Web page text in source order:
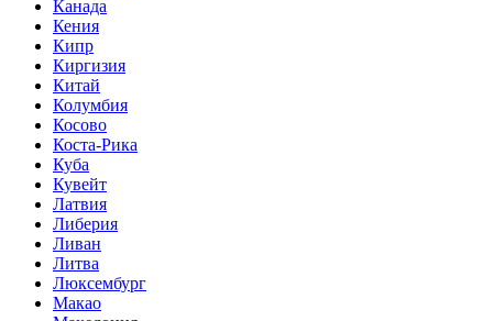
Канада
Кения
Кипр
Киргизия
Китай
Колумбия
Косово
Коста-Рика
Куба
Кувейт
Латвия
Либерия
Ливан
Литва
Люксембург
Макао